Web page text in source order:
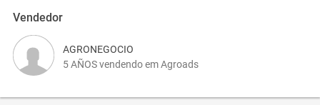
Vendedor
AGRONEGOCIO
5 AÑOS vendendo em Agroads